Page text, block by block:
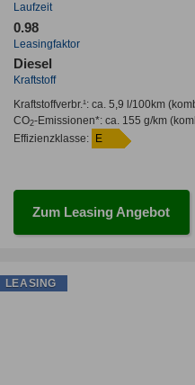
Laufzeit
0.98
Leasingfaktor
Diesel
Kraftstoff
Kraftstoffverbr.¹: ca. 5,9 l/100km
CO2-Emissionen*: ca. 155 g/km
Effizienzklasse: E
Zum Leasing Angebot
LEASING